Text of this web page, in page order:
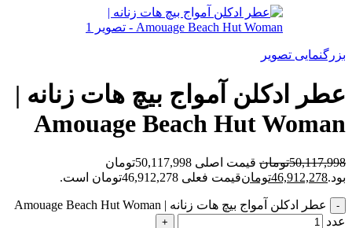
بزرگنمایی تصویر
عطر ادکلن آمواج بیچ هات زنانه |
Amouage Beach Hut Woman
50,117,998تومان
قیمت اصلی 50,117,998تومان
بود.46,912,278تومانقیمت فعلی 46,912,278تومان است.
عطر ادکلن آمواج بیچ هات زنانه | Amouage Beach Hut Woman
عدد